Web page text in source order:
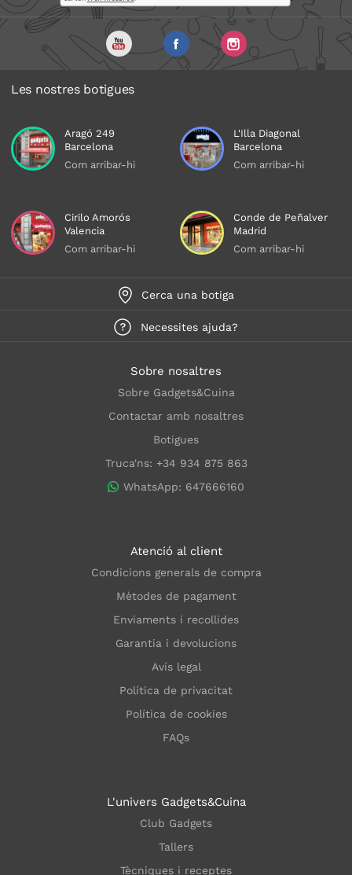
Les nostres botigues
Aragó 249
Barcelona
Com arribar-hi
L'Illa Diagonal
Barcelona
Com arribar-hi
Cirilo Amorós
Valencia
Com arribar-hi
Conde de Peñalver
Madrid
Com arribar-hi
Cerca una botiga
Necessites ajuda?
Sobre nosaltres
Sobre Gadgets&Cuina
Contactar amb nosaltres
Botigues
Truca'ns: +34 934 875 863
WhatsApp: 647666160
Atenció al client
Condicions generals de compra
Mètodes de pagament
Enviaments i recollides
Garantia i devolucions
Avís legal
Política de privacitat
Política de cookies
FAQs
L'univers Gadgets&Cuina
Club Gadgets
Tallers
Tècniques i receptes